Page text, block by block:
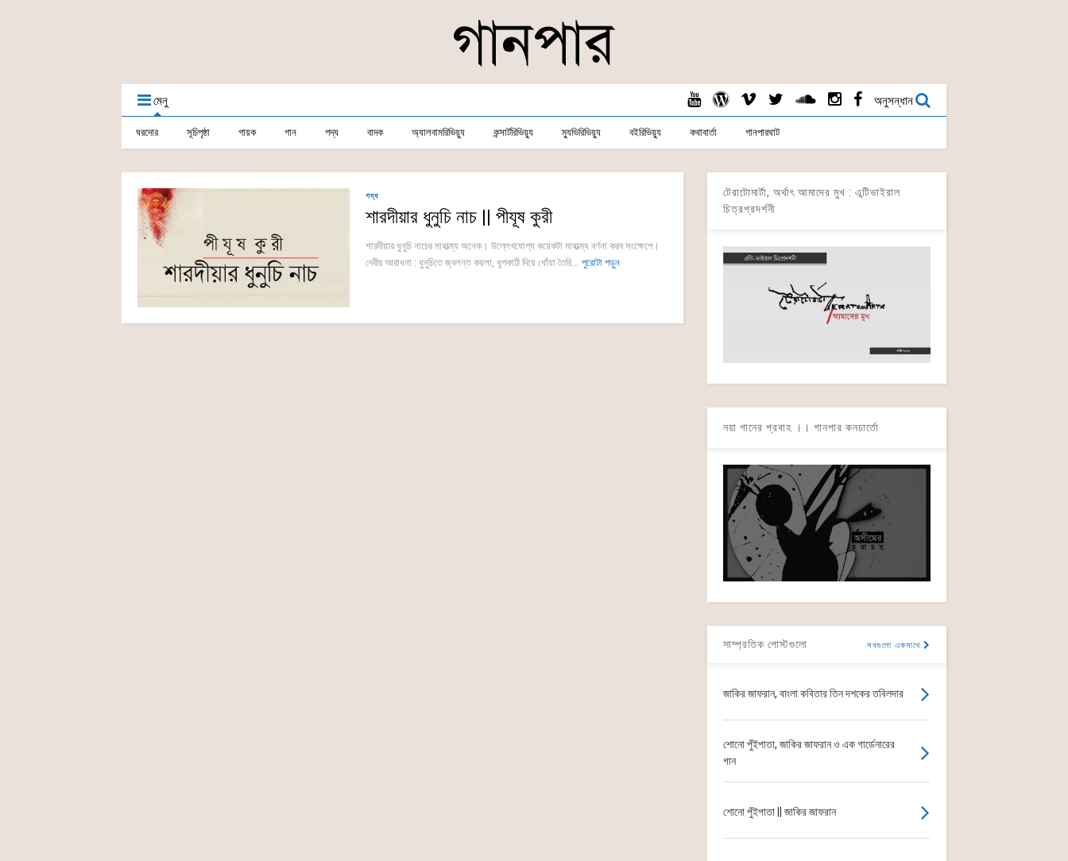
মেনু অনুসন্ধান
ঘরদোর সূচিপৃষ্ঠা গায়ক গান গদ্য বাদক অ্যালবামরিভিয়্যু কন্সার্টরিভিয়্যু ম্যুভিরিভিয়্যু বইরিভিয়্যু কথাবার্তা গানপারঘাট
গদ্য
শারদীয়ার ধুনুচি নাচ || পীযূষ কুরী
শারদীয়ার ধুনুচি নাচের মাহাত্ম্য অনেক। উল্লেখযোগ্য কয়েকটা মাহাত্ম্য বর্ণনা করব সংক্ষেপে।
দেবীর আরাধনা : ধুনুচিতে জ্বলন্ত কয়লা, ধূপকাঠি দিয়ে ধোঁয়া তৈরি... পুরোটা পড়ুন
টেরাটোমার্টা, অর্থাৎ আমাদের মুখ : এন্টিভাইরাল
চিত্রপ্রদর্শনী
নয়া গানের প্রবাহ ।। গানপার কনচার্তো
সাম্প্রতিক পোস্টগুলো সবগুলো একসাথে
জাকির জাফরান, বাংলা কবিতার তিন দশকের তবিলদার
শোনো পুঁইপাতা, জাকির জাফরান ও এক গার্ডেনারের
গান
শোনো পুঁইপাতা || জাকির জাফরান